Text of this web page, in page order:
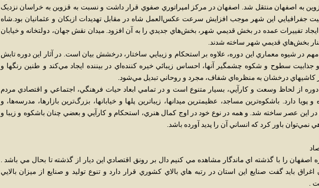
به اصفهان منتقل شد. اصفهان در مرکز امپراتوري صفوي قرار داشت و نسبت به قزوين به خراسان نزديک
جفرافيايي اين شهر موجب افزايش سرعت عکس‌العمل شاه در مقابل تهديدات ازبکان و عثمانيان بود.شاه
تفييرات عمده در بخش قديمي شهر، بخش‌هاي جديدي را به آن افزود. ميدان نقش جهان، دولتخانه و خيابان
بخش‌هاي قديمي شهر ساخته شدند.
مهم در شيوه معماري اين دوره، علاوه بر استحکام و زيبايي ساختار، درخشش بيان است. در آثار اين دوره تابش
جذابيت سطوح و شکوه چشمگير آنها، احساس زيبائي خيره کننده‌اي در بيننده ايجاد مي‌کند و طنين رنگها و
درخشان به منظره‌اي شفاف، مجرد و روحاني تبديل مي‌شود.
از لحاظ وسعت و کارآيي، بسيار متنوع است و در تمامي ابعاد حيات فرهنگي، اجتماعي و اقتصادي مردم
پويا دارد. باشکوه‌ترين مساجد، عظيمترين ميدانها، زيباترين پلها و خيابانها، بزرگ‌ترين بازارها، مدرسه‌ها، و
در اين عصر ساخته شد. و همه در نوع خود در اوج کمال هنري، استحکام و کارآيي و بعضي چنان باشکوه و زيبا و
نمي‌توان باور کرد که انساني آن را پديد آورده باشد.
اصفهان را با گذشته اي ماندگار مشاهده مي كنيم دال بر رونق اقتصادي اين ديار از گذشته تا بحال مي باشد .
اغراق بايد گفت صنايع اين استان در رتبه هاي بالاي كشوري قرار دارد و تنوع توليد و صنايع از ميزان بالايي
.